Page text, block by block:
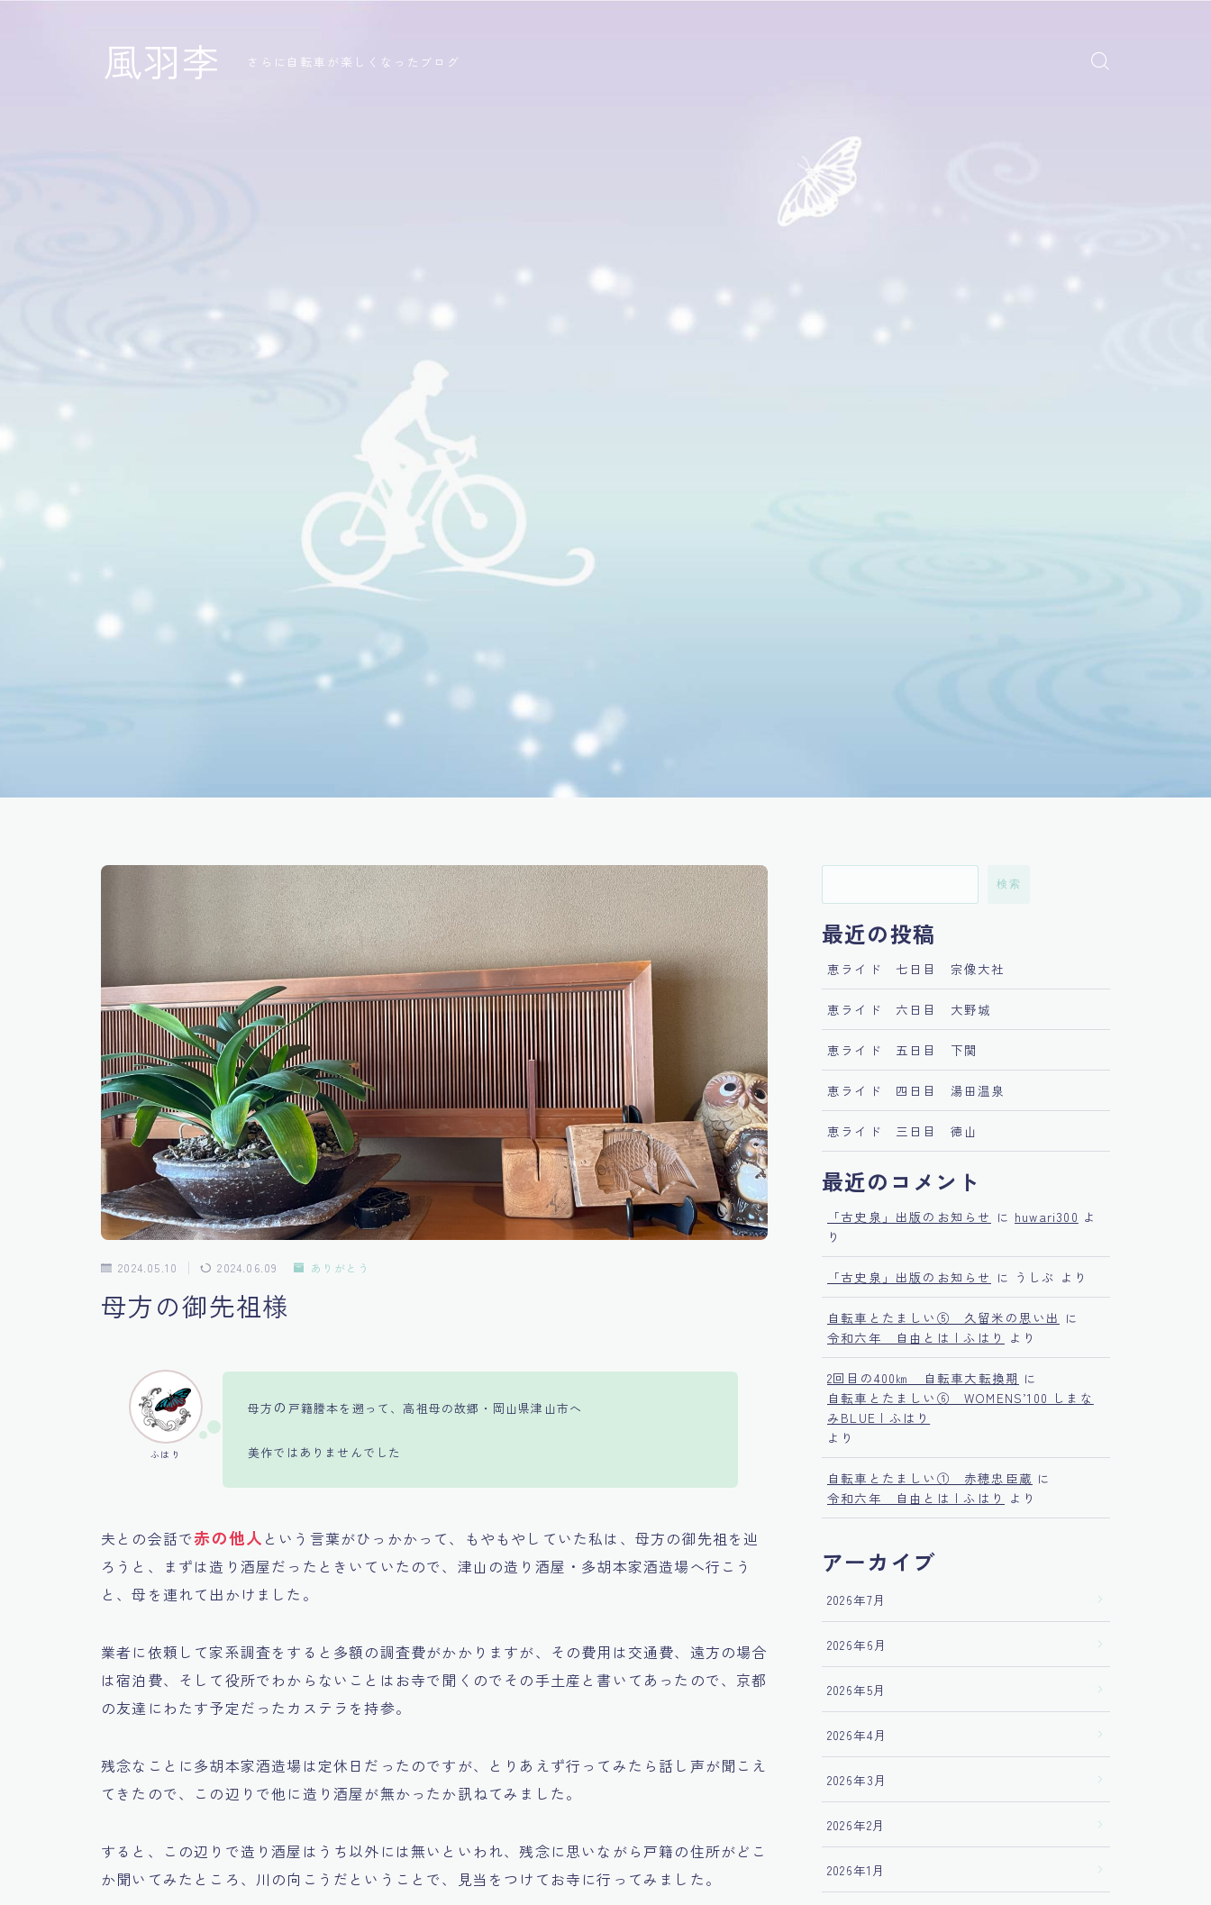
風羽李 さらに自転車が楽しくなったブログ
2024.05.10 2024.06.09 ありがとう
母方の御先祖様
ふはり
母方 の 戸籍謄本を遡って、高祖母の故郷・岡山県津山市へ
美作ではありませんでした
夫との会話で赤の他人 という言葉がひっかかって、もやもやしていた私は、母方の御先祖を辿
ろうと、まずは造り酒屋だったときいていたので、津山の造り酒屋・多胡本家酒造場へ行こう
と、母を連れて出かけました。
業者に依頼して家系調査をすると多額の調査費がかかりますが、その費用は交通費、遠方の場合
は宿泊費、そして役所でわからないことはお寺で聞くのでその手土産と書いてあったので、京都
の友達にわたす予定だったカステラを持参。
残念なことに多胡本家酒造場は定休日だったのですが、とりあえず行ってみたら話し声が聞こえ
てきたので、この辺りで他に造り酒屋が無かったか訊ねてみました。
すると、この辺りで造り酒屋はうち以外には無いといわれ、残念に思いながら戸籍の住所がどこ
か聞いてみたところ、川の向こうだということで、見当をつけてお寺に行ってみました。
検索
最近の投稿
恵ライド 七日目 宗像大社
恵ライド 六日目 大野城
恵ライド 五日目 下関
恵ライド 四日目 湯田温泉
恵ライド 三日目 徳山
最近のコメント
「古史泉」出版のお知らせ に huwari300 よ
り
「古史泉」出版のお知らせ に うしぶ より
自転車とたましい⑤ 久留米の思い出 に
令和六年 自由とは | ふはり より
2回目の400㎞ 自転車大転換期 に
自転車とたましい⑥ WOMENS’100 しまな
みBLUE | ふはり
より
自転車とたましい① 赤穂忠臣蔵 に
令和六年 自由とは | ふはり より
アーカイブ
2026年7月
2026年6月
2026年5月
2026年4月
2026年3月
2026年2月
2026年1月